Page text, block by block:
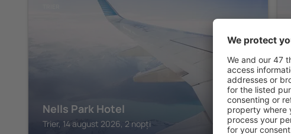
Nells Park Hotel
Trier, 14 august 2026, 2 nopți